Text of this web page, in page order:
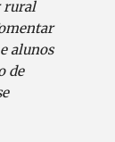
rural
alunos
de